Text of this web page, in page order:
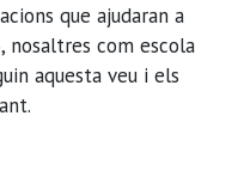
que ajudaran a
nosaltres com escola
aquesta veu i els